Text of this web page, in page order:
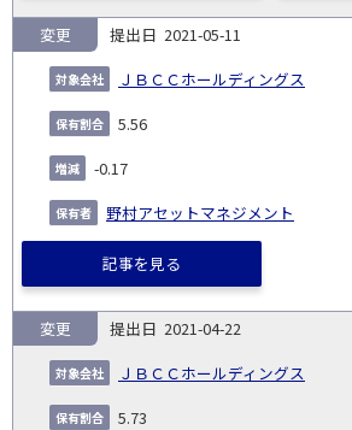
2021-05-11
ＪＢＣＣホールディングス
変更
5.56
-0.17
野村アセットマネジメント
記事を見る
2021-04-22
ＪＢＣＣホールディングス
変更
5.73